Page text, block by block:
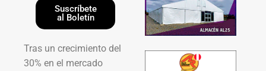
Suscríbete
al Boletín
Tras un crecimiento del
30% en el mercado